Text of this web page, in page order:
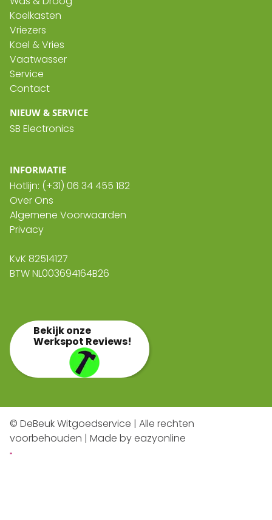
Koelkasten
Vriezers
Koel & Vries
Vaatwasser
Service
Contact
NIEUW & SERVICE
SB Electronics
INFORMATIE
Hotlijn: (+31) 06 34 455 182
Over Ons
Algemene Voorwaarden
Privacy
KvK 82514127
BTW NL003694164B26
Bekijk onze
Werkspot Reviews!
© DeBeuk Witgoedservice | Alle rechten
voorbehouden | Made byeazyonline